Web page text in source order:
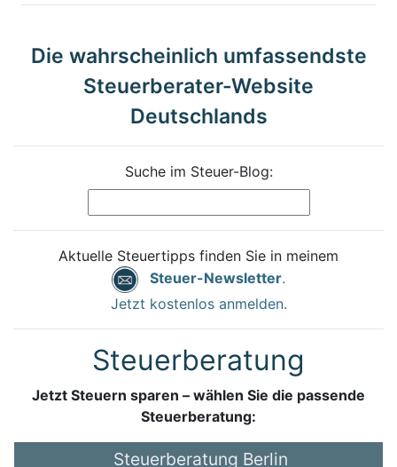
Die wahrscheinlich umfassendste
Steuerberater-Website
Deutschlands
Suche im Steuer-Blog:
Aktuelle Steuertipps finden Sie in meinem
Steuer-Newsletter.
Jetzt kostenlos anmelden.
Steuerberatung
Jetzt Steuern sparen – wählen Sie die passende
Steuerberatung:
Steuerberatung Berlin